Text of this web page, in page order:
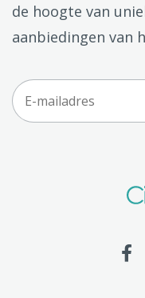
de hoogte van
aanbiedingen van